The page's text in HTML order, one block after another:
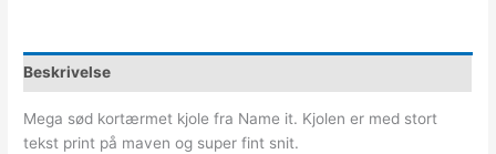
Beskrivelse
Mega sød kortærmet kjole fra Name it. Kjolen er med stort
tekst print på maven og super fint snit.